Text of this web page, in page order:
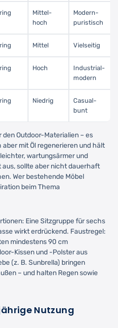
Mittel-
hoch
Modern-
puristisch
Mittel Vielseitig
Hoch
Industrial-
modern
Niedrig
Casual-
bunt
den Outdoor-Materialien – es
mit Öl regenerieren und hält
wartungsärmer und
sollte aber nicht dauerhaft
Wer bestehende Möbel
beim Thema
Eine Sitzgruppe für sechs
wirkt erdrückend. Faustregel:
mindestens 90 cm
Kissen und -Polster aus
(z. B. Sunbrella) bringen
– und halten Regen sowie
Nutzung